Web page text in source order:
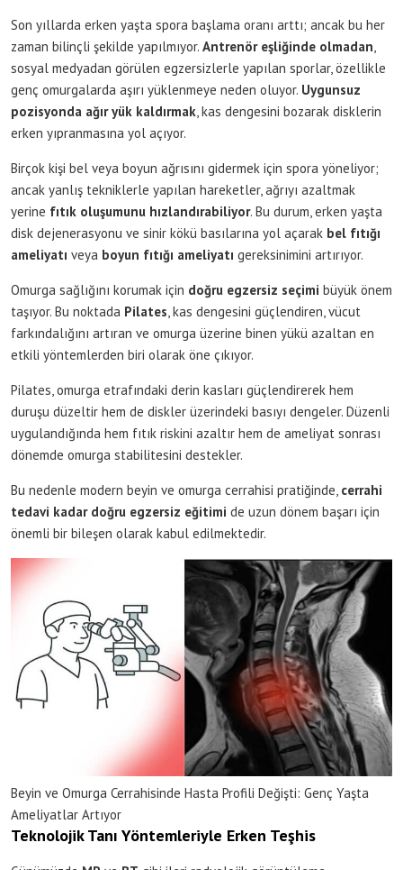
Son yıllarda erken yaşta spora başlama oranı arttı; ancak bu her
zaman bilinçli şekilde yapılmıyor. Antrenör eşliğinde olmadan
sosyal medyadan görülen egzersizlerle yapılan sporlar, özellikle
genç omurgalarda aşırı yüklenmeye neden oluyor. Uygunsuz
pozisyonda ağır yük kaldırmak , kas dengesini bozarak disklerin
erken yıpranmasına yol açıyor.
Birçok kişi bel veya boyun ağrısını gidermek için spora yöneliyor;
ancak yanlış tekniklerle yapılan hareketler, ağrıyı azaltmak
yerine fıtık oluşumunu hızlandırabiliyor. Bu durum, erken yaşta
disk dejenerasyonu ve sinir kökü basılarına yol açarak bel fıtığı
ameliyatı veya boyun fıtığı ameliyatı gereksinimini artırıyor.
Omurga sağlığını korumak için doğru egzersiz seçimi büyük önem
taşıyor. Bu noktada Pilates , kas dengesini güçlendiren, vücut
farkındalığını artıran ve omurga üzerine binen yükü azaltan en
etkili yöntemlerden biri olarak öne çıkıyor.
Pilates, omurga etrafındaki derin kasları güçlendirerek hem
duruşu düzeltir hem de diskler üzerindeki basıyı dengeler. Düzenli
uygulandığında hem fıtık riskini azaltır hem de ameliyat sonrası
dönemde omurga stabilitesini destekler.
Bu nedenle modern beyin ve omurga cerrahisi pratiğinde, cerrahi
tedavi kadar doğru egzersiz eğitimi de uzun dönem başarı için
önemli bir bileşen olarak kabul edilmektedir.
Beyin ve Omurga Cerrahisinde Hasta Profili Değişti: Genç Yaşta
Ameliyatlar Artıyor
Teknolojik Tanı Yöntemleriyle Erken Teşhis